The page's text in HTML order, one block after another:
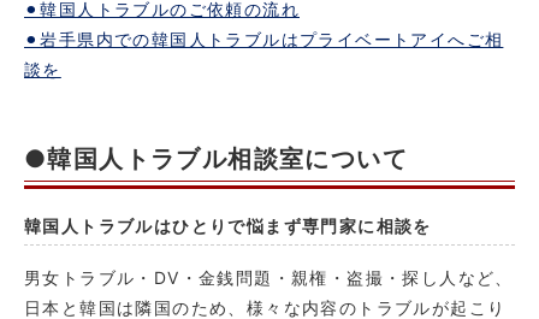
⚫︎韓国人トラブルのご依頼の流れ
⚫︎岩手県内での韓国人トラブルはプライベートアイへご相
談を
●韓国人トラブル相談室について
韓国人トラブルはひとりで悩まず専門家に相談を
男女トラブル・DV・金銭問題・親権・盗撮・探し人など、
日本と韓国は隣国のため、様々な内容のトラブルが起こり